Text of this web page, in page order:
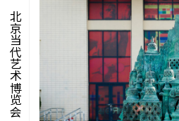
置
像
力
时
饮
北京当代艺术博览会